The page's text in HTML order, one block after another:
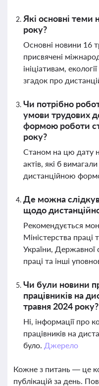
Які основні теми
року?
Основні новини 16
присвячені
ініціативам,
згадок про
Чи потрібно
умови трудових
формою роботи
року?
Станом на цю дату
актів, які б
дистанційною
Де можна
щодо
Рекомендується
Міністерства праці
України, Державної
праці та інші
Чи були новини
працівників на
травня 2024 року?
Ні, інформації про
працівників на
було. Джерело
Кожне з питань — це
публікацій за день.